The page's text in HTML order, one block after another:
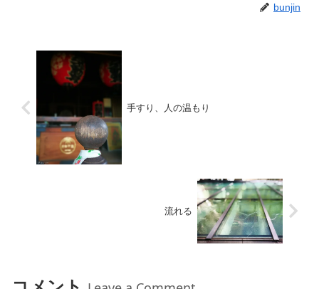
bunjin
手すり、人の温もり
流れる